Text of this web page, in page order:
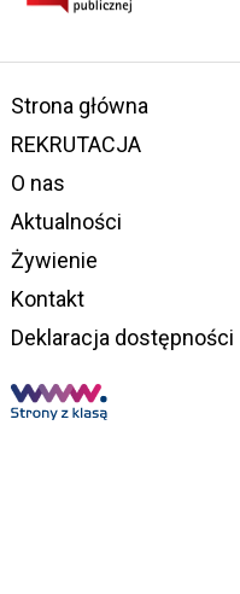
Strona główna
REKRUTACJA
O nas
Aktualności
Żywienie
Kontakt
Deklaracja dostępności